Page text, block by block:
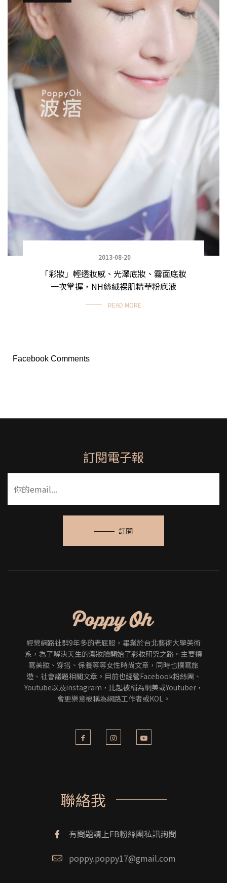
2013-08-20
「彩妝」輕透妝感、光澤底妝、霧面底妝
一次掌握，NH絲絨裸肌精華粉底液
READ MORE
Facebook Comments
訂閱電子報
訂閱
經營網路社群9年多的老屁股，畢業於台北藝術大學美術
系，為了解決天生的濃妝臉開始了彩妝研究之路。主要撰
寫美妝、穿搭、保養等等女性時尚文章，同時也撰寫旅
遊、社會議題相關文章。目前也經營Facebook粉絲團、
Youtube以及instagram，比起被稱為網美或Youtuber，
會更樂意被稱為網路工作者或KOL。
聯絡我
有問題請上FB粉絲團私訊詢問
poppy.poppy17@gmail.com